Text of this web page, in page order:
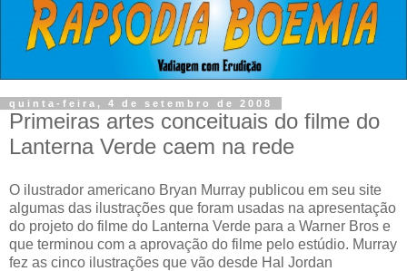
quinta-feira, 4 de setembro de 2008
Primeiras artes conceituais do filme do
Lanterna Verde caem na rede
O ilustrador americano Bryan Murray publicou em seu site
algumas das ilustrações que foram usadas na apresentação
do projeto do filme do Lanterna Verde para a Warner Bros e
que terminou com a aprovação do filme pelo estúdio. Murray
fez as cinco ilustrações que vão desde Hal Jordan